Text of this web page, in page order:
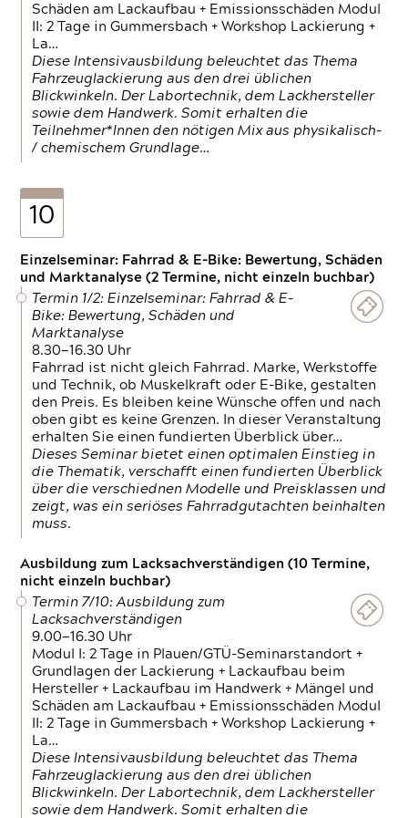
Schäden am Lackaufbau + Emissionsschäden Modul
II: 2 Tage in Gummersbach + Workshop Lackierung +
La…
Diese Intensivausbildung beleuchtet das Thema
Fahrzeuglackierung aus den drei üblichen
Blickwinkeln. Der Labortechnik, dem Lackhersteller
sowie dem Handwerk. Somit erhalten die
Teilnehmer*Innen den nötigen Mix aus physikalisch-
/ chemischem Grundlage…
10
Einzelseminar: Fahrrad & E-Bike: Bewertung, Schäden
und Marktanalyse (2 Termine, nicht einzeln buchbar)
Termin 1/2: Einzelseminar: Fahrrad & E-
Bike: Bewertung, Schäden und
Marktanalyse
8.30—16.30 Uhr
Fahrrad ist nicht gleich Fahrrad. Marke, Werkstoffe
und Technik, ob Muskelkraft oder E-Bike, gestalten
den Preis. Es bleiben keine Wünsche offen und nach
oben gibt es keine Grenzen. In dieser Veranstaltung
erhalten Sie einen fundierten Überblick über…
Dieses Seminar bietet einen optimalen Einstieg in
die Thematik, verschafft einen fundierten Überblick
über die verschiednen Modelle und Preisklassen und
zeigt, was ein seriöses Fahrradgutachten beinhalten
muss.
Ausbildung zum Lacksachverständigen (10 Termine,
nicht einzeln buchbar)
Termin 7/10: Ausbildung zum
Lacksachverständigen
9.00—16.30 Uhr
Modul I: 2 Tage in Plauen/GTÜ-Seminarstandort +
Grundlagen der Lackierung + Lackaufbau beim
Hersteller + Lackaufbau im Handwerk + Mängel und
Schäden am Lackaufbau + Emissionsschäden Modul
II: 2 Tage in Gummersbach + Workshop Lackierung +
La…
Diese Intensivausbildung beleuchtet das Thema
Fahrzeuglackierung aus den drei üblichen
Blickwinkeln. Der Labortechnik, dem Lackhersteller
sowie dem Handwerk. Somit erhalten die